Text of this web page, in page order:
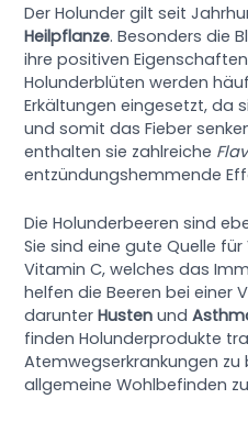
Der Holunder gilt seit
Heilpflanze. Besonders die
ihre positiven
Holunderblüten werden
Erkältungen eingesetzt, da
und somit das Fieber
enthalten sie zahlreiche
entzündungshemmende
Die Holunderbeeren sind
Sie sind eine gute Quelle
Vitamin C, welches das
helfen die Beeren bei einer
darunterHusten und
finden Holunderprodukte
Atemwegserkrankungen
allgemeine Wohlbefinden